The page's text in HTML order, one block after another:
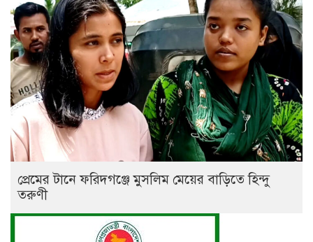
প্রেমের টানে ফরিদগঞ্জে মুসলিম মেয়ের বাড়িতে হিন্দু
তরুণী